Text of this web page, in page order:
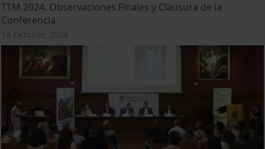
TTM 2024. Observaciones Finales y Clausura de la
Conferencia
14 October, 2024